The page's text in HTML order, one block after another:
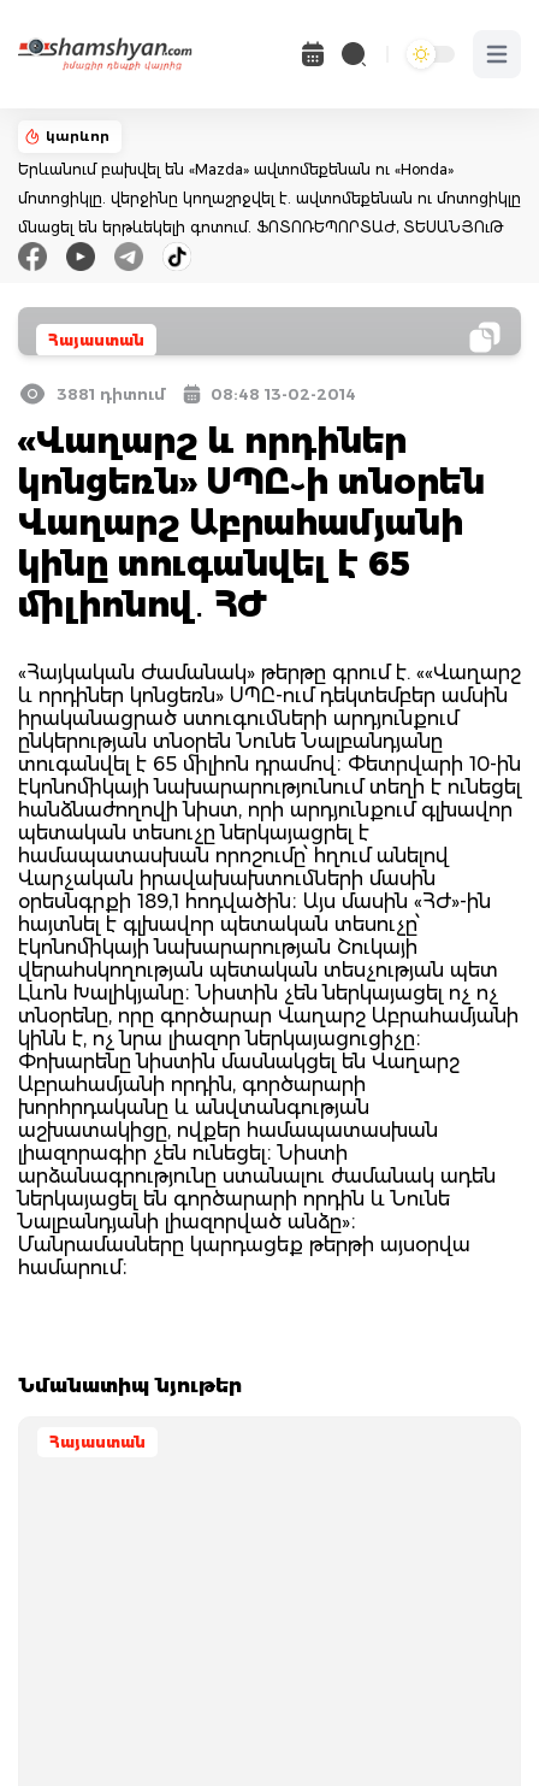
Open
կարևոր
Երևանում բախվել են «Mazda» ավտոմեքենան ու «Honda»
մոտոցիկլը. վերջինը կողաշրջվել է. ավտոմեքենան ու մոտոցիկլը
մնացել են երթևեկելի գոտում. ՖՈՏՈՌԵՊՈՐՏԱԺ, ՏԵՍԱՆՅՈւԹ
Հայաստան
3881 դիտում 08:48 13-02-2014
«Վաղարշ և որդիներ
կոնցեռն» ՍՊԸ֊ի տնօրեն
Վաղարշ Աբրահամյանի
կինը տուգանվել է 65
միլիոնով․ ՀԺ
«Հայկական Ժամանակ» թերթը գրում է. ««Վաղարշ
և որդիներ կոնցեռն» ՍՊԸ-ում դեկտեմբեր ամսին
իրականացրած ստուգումների արդյունքում
ընկերության տնօրեն Նունե Նալբանդյանը
տուգանվել է 65 միլիոն դրամով։ Փետրվարի 10-ին
էկոնոմիկայի նախարարությունում տեղի է ունեցել
հանձնաժողովի նիստ, որի արդյունքում գլխավոր
պետական տեսուչը ներկայացրել է
համապատասխան որոշումը՝ հղում անելով
Վարչական իրավախախտումների մասին
օրեսնգրքի 189,1 հոդվածին։ Այս մասին «ՀԺ»-ին
հայտնել է գլխավոր պետական տեսուչը՝
էկոնոմիկայի նախարարության Շուկայի
վերահսկողության պետական տեսչության պետ
Լևոն Խալիկյանը։ Նիստին չեն ներկայացել ոչ ոչ
տնօրենը, որը գործարար Վաղարշ Աբրահամյանի
կինն է, ոչ նրա լիազոր ներկայացուցիչը։
Փոխարենը նիստին մասնակցել են Վաղարշ
Աբրահամյանի որդին, գործարարի
խորհրդականը և անվտանգության
աշխատակիցը, ովքեր համապատասխան
լիազորագիր չեն ունեցել։ Նիստի
արձանագրությունը ստանալու ժամանակ ադեն
ներկայացել են գործարարի որդին և Նունե
Նալբանդյանի լիազորված անձը»։
Մանրամասները կարդացեք թերթի այսօրվա
համարում։
Նմանատիպ նյութեր
Հայաստան